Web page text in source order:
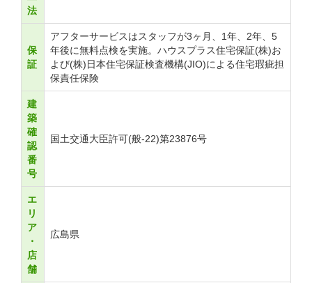
法
保
証
アフターサービスはスタッフが3ヶ月、1年、2年、5
年後に無料点検を実施。ハウスプラス住宅保証(株)お
よび(株)日本住宅保証検査機構(JIO)による住宅瑕疵担
保責任保険
建
築
確
認
番
号
国土交通大臣許可(般-22)第23876号
エ
リ
ア
・
店
舗
広島県